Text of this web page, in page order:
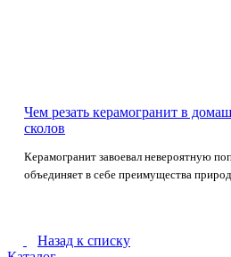
Чем резать керамогранит в
сколов
Керамогранит завоевал невероятную
объединяет в себе преимущества
Назад к списку